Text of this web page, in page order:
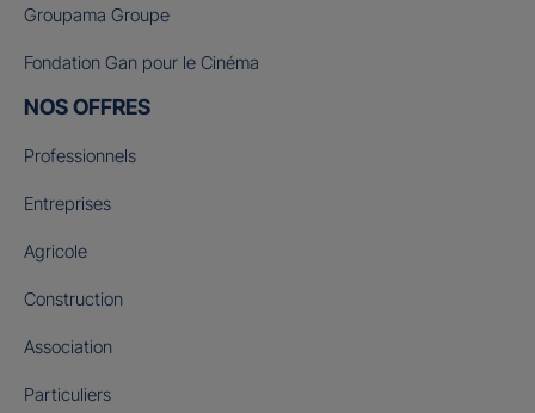
Groupama Groupe
Fondation Gan pour le Cinéma
NOS OFFRES
Professionnels
Entreprises
Agricole
Construction
Association
Particuliers